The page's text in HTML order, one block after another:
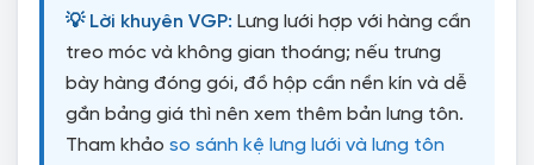
💡 Lời khuyên VGP: Lưng lưới hợp với hàng cần
treo móc và không gian thoáng; nếu trưng
bày hàng đóng gói, đồ hộp cần nền kín và dễ
gắn bảng giá thì nên xem thêm bản lưng tôn.
Tham khảo so sánh kệ lưng lưới và lưng tôn